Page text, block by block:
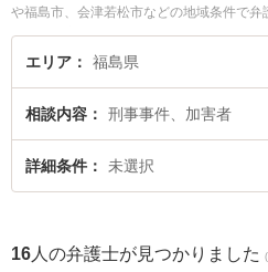
や福島市、会津若松市などの地域条件で
係する加害者側や少年事件、再犯・前科
もでき便利です。特にベリーベスト法律
『福島県で土日や夜間に発生した加害者
したい』『加害者側のトラブル解決の実
『初回相談無料で加害者側を法律相談で
エリア 福島県
相談内容 刑事事件、加害者
詳細条件 未選択
16 人の弁護士が見つかりました